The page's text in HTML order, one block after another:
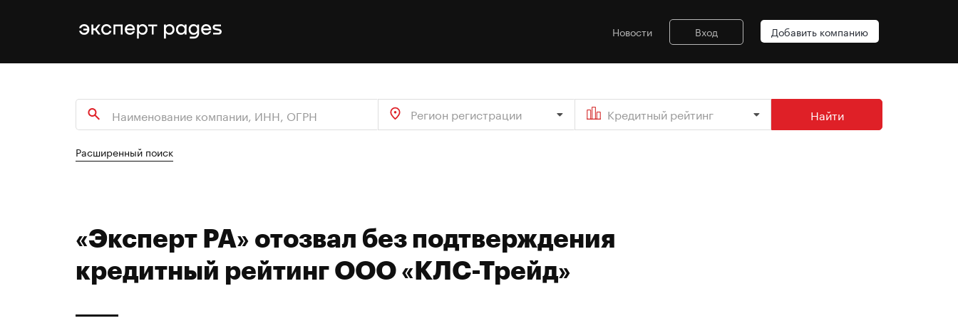
Новости Вход Добавить компанию
Регион регистрации Кредитный рейтинг Найти
Расширенный поиск
«Эксперт РА» отозвал без подтверждения
кредитный рейтинг ООО «КЛС-Трейд»